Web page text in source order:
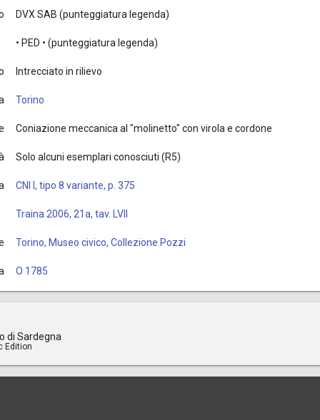
DVX SAB (punteggiatura legenda)
• PED • (punteggiatura legenda)
Intrecciato in rilievo
Torino
Coniazione meccanica al "molinetto" con virola e cordone
Solo alcuni esemplari conosciuti (R5)
CNI I, tipo 8 variante, p. 375
Traina 2006, 21a, tav. LVII
Torino, Museo civico, Collezione Pozzi
O 1785
di Sardegna
Edition